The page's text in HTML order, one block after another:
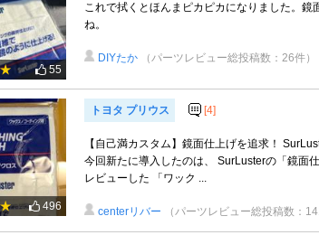
55
これで拭くとほんまピカピカになりました。鏡
ね。
DIYたか （パーツレビュー総投稿数：26件）
496
トヨタ プリウス [4]
【自己満カスタム】鏡面仕上げを追求！
今回新たに導入したのは、 SurLusterの「鏡面
レビューした 「ワック ...
centerリバー （パーツレビュー総投稿数：